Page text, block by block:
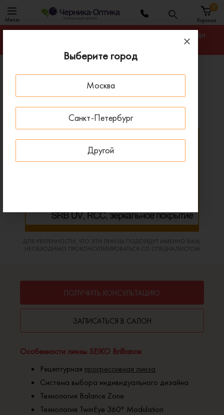
Выберите город
Москва
Санкт-Петербург
Другой
Меню Корзина
0
Гарантируем лучшую цену на линзы для очков среди
Главная
Линзы для очков
Прогрессивные линзы SEIKO Brilliance
Прогрессивные линзы SEIKO Brilliance
ДЛЯ УВЕРЕННОСТИ, ЧТО ЭТИ ЛИНЗЫ ПОДОЙДУТ ИМЕННО ВАМ,
НЕОБХОДИМО ПРОКОНСУЛЬТИРОВАТЬСЯ СО СПЕЦИАЛИСТОМ
Особенности линзы SEIKO Brilliance:
Рецептурная прогрессивная линза
Система выбора индивидуального дизайна
Технология Balance Zone
Технология TwinEye 360° Modulation
ПОЛУЧИТЬ КОНСУЛЬТАЦИЮ
ЗАПИСАТЬСЯ В САЛОН